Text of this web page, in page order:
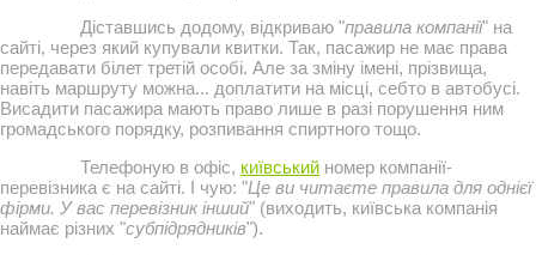
Діставшись додому, відкриваю "правила компанії" на
сайті, через який купували квитки. Так, пасажир не має права
передавати білет третій особі. Але за зміну імені, прізвища,
навіть маршруту можна... доплатити на місці, себто в автобусі.
Висадити пасажира мають право лише в разі порушення ним
громадського порядку, розпивання спиртного тощо.
Телефоную в офіс, київський номер компанії-
перевізника є на сайті. І чую: "Це ви читаєте правила для однієї
фірми. У вас перевізник інший" (виходить, київська компанія
наймає різних "субпідрядників").